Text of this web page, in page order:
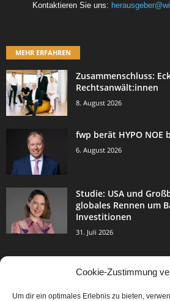
Cookie-Zustimmung
Um dir ein optimales Erlebnis zu bieten,
Kontaktieren Sie uns:
MEHR ERFAHREN
Zusammenschluss:
Rechtsanwält:innen
8. August 2026
fwp berät HYPO NOE
6. August 2026
Studie: USA und
globales Rennen um
Investitionen
31. Juli 2026